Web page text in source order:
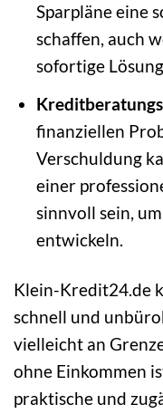
Sparpläne eine
schaffen, auch
sofortige
finanziellen
Verschuldung
einer
sinnvoll sein,
entwickeln.
Klein-Kredit24.de
schnell und
vielleicht an
ohne Einkommen
praktische und